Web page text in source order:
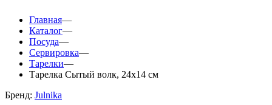
Главная—
Каталог—
Посуда—
Сервировка—
Тарелки—
Тарелка Сытый волк, 24х14 см
Бренд: Julnika